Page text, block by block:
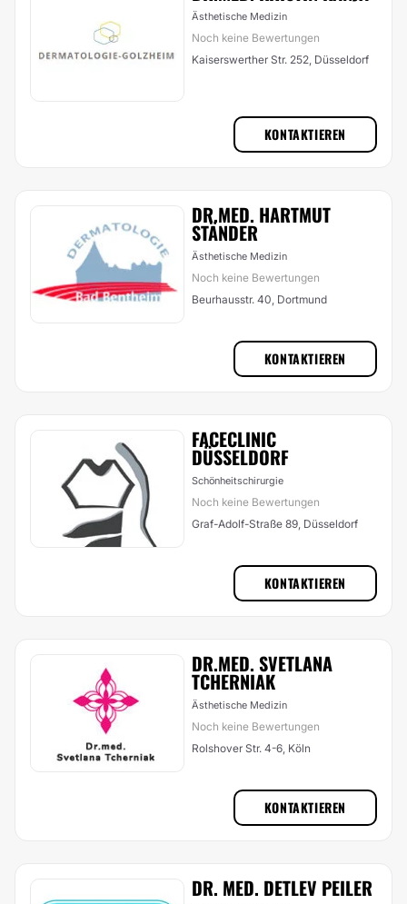
Ästhetische Medizin
Noch keine Bewertungen
Kaiserswerther Str. 252, Düsseldorf
KONTAKTIEREN
DR.MED. HARTMUT
STÄNDER
Ästhetische Medizin
Noch keine Bewertungen
Beurhausstr. 40, Dortmund
KONTAKTIEREN
FACECLINIC
DÜSSELDORF
Schönheitschirurgie
Noch keine Bewertungen
Graf-Adolf-Straße 89, Düsseldorf
KONTAKTIEREN
DR.MED. SVETLANA
TCHERNIAK
Ästhetische Medizin
Noch keine Bewertungen
Rolshover Str. 4-6, Köln
KONTAKTIEREN
DR. MED. DETLEV PEILER